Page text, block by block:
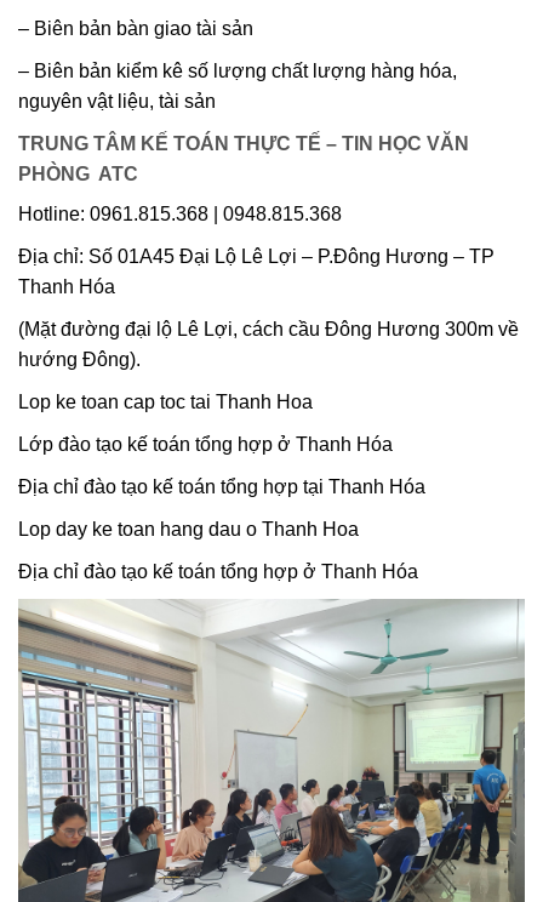
– Biên bản bàn giao tài sản
– Biên bản kiểm kê số lượng chất lượng hàng hóa,
nguyên vật liệu, tài sản
TRUNG TÂM KẾ TOÁN THỰC TẾ – TIN HỌC VĂN
PHÒNG ATC
Hotline: 0961.815.368 | 0948.815.368
Địa chỉ: Số 01A45 Đại Lộ Lê Lợi – P.Đông Hương – TP
Thanh Hóa
(Mặt đường đại lộ Lê Lợi, cách cầu Đông Hương 300m về
hướng Đông).
Lop ke toan cap toc tai Thanh Hoa
Lớp đào tạo kế toán tổng hợp ở Thanh Hóa
Địa chỉ đào tạo kế toán tổng hợp tại Thanh Hóa
Lop day ke toan hang dau o Thanh Hoa
Địa chỉ đào tạo kế toán tổng hợp ở Thanh Hóa